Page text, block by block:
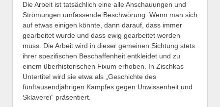
Die Arbeit ist tatsächlich eine alle Anschauungen und
Strömungen umfassende Beschwörung. Wenn man sich
auf etwas einigen könnte, dann darauf, dass immer
gearbeitet wurde und dass ewig gearbeitet werden
muss. Die Arbeit wird in dieser gemeinen Sichtung stets
ihrer spezifischen Beschaffenheit entkleidet und zu
einem überhistorischen Fixum erhoben. In Zischkas
Untertitel wird sie etwa als „Geschichte des
fünftausendjährigen Kampfes gegen Unwissenheit und
Sklaverei“ präsentiert.